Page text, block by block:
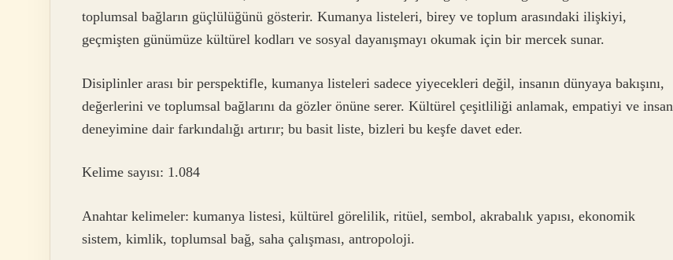
toplumsal bağların güçlülüğünü gösterir. Kumanya listeleri, birey ve toplum arasındaki ilişkiyi,
geçmişten günümüze kültürel kodları ve sosyal dayanışmayı okumak için bir mercek sunar.
Disiplinler arası bir perspektifle, kumanya listeleri sadece yiyecekleri değil, insanın dünyaya bakışını,
değerlerini ve toplumsal bağlarını da gözler önüne serer. Kültürel çeşitliliği anlamak, empatiyi ve insan
deneyimine dair farkındalığı artırır; bu basit liste, bizleri bu keşfe davet eder.
Kelime sayısı: 1.084
Anahtar kelimeler: kumanya listesi, kültürel görelilik, ritüel, sembol, akrabalık yapısı, ekonomik
sistem, kimlik, toplumsal bağ, saha çalışması, antropoloji.